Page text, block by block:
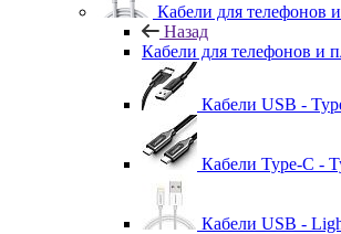
Кабели для телефонов
Назад
Кабели для телефонов и
Кабели USB -
Кабели Type-C -
Кабели USB -